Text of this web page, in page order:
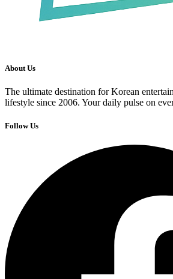
About Us
The ultimate destination for Korean
lifestyle since 2006. Your daily pulse on
Follow Us